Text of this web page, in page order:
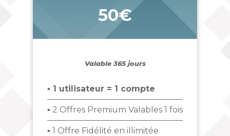
50€
_
Valable 365 jours
▪ 1 utilisateur = 1 compte
▪ 2 Offres Premium Valables 1 fois
▪ 1 Offre Fidélité en illimitée